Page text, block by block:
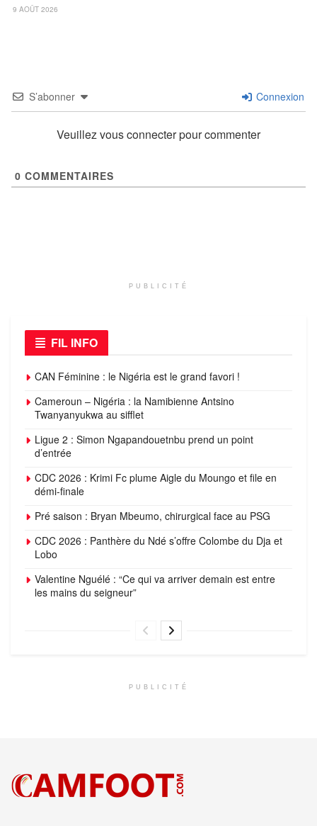
9 AOÛT 2026
S’abonner Connexion
Veuillez vous connecter pour commenter
0 COMMENTAIRES
PUBLICITÉ
FIL INFO
CAN Féminine : le Nigéria est le grand favori !
Cameroun – Nigéria : la Namibienne Antsino
Twanyanyukwa au sifflet
Ligue 2 : Simon Ngapandouetnbu prend un point
d’entrée
CDC 2026 : Krimi Fc plume Aigle du Moungo et file en
démi-finale
Pré saison : Bryan Mbeumo, chirurgical face au PSG
CDC 2026 : Panthère du Ndé s’offre Colombe du Dja et
Lobo
Valentine Nguélé : “Ce qui va arriver demain est entre
les mains du seigneur”
PUBLICITÉ